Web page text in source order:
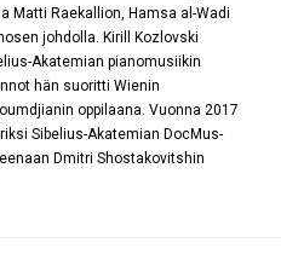
Matti Raekallion, Hamsa al-Wadi
johdolla. Kirill Kozlovski
Akatemian pianomusiikin
hän suoritti Wienin
oppilaana. Vuonna 2017
Sibelius-Akatemian DocMus-
Dmitri Shostakovitshin